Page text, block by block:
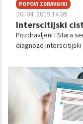
POPOVI ZDRAVNIKI
10. 04. 2019 14.09
Interscitijski
Pozdravljeni ! Stara
diagnozo
moje bolezni in sicer,
aplikacijami
tedensko in potem
"zdravljenje" prekinili
zmorem hoditi biti v
zdravljenja mi urolog